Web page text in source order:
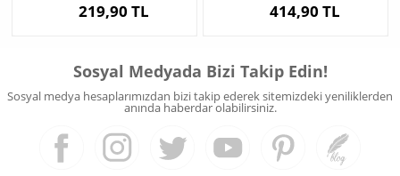
219,90 TL 414,90 TL
Sosyal Medyada Bizi Takip Edin!
Sosyal medya hesaplarımızdan bizi takip ederek sitemizdeki yeniliklerden
anında haberdar olabilirsiniz.